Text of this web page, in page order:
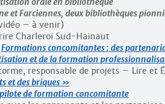
et Farciennes, deux bibliothèques
– à venir)
Charleroi Sud-Hainaut
Formations concomitantes : des
et de la formation
responsable de projets – Lire et
et des briques »
de formation concomitante